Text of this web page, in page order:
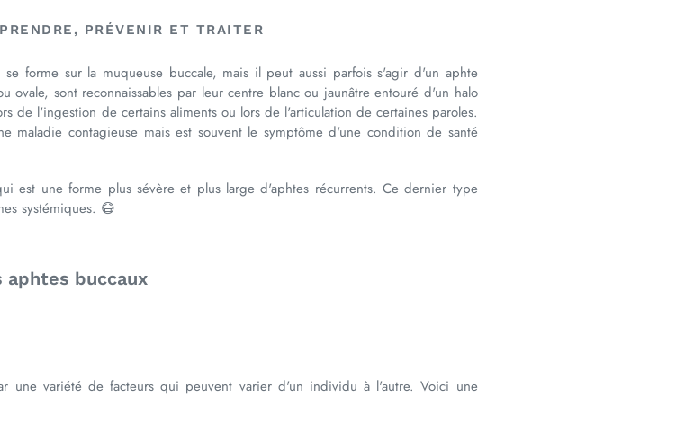
PRÉVENIR ET TRAITER
forme sur la muqueuse buccale, mais il peut aussi parfois s'agir d'un aphte
sont reconnaissables par leur centre blanc ou jaunâtre entouré d'un halo
de l'ingestion de certains aliments ou lors de l'articulation de certaines paroles.
maladie contagieuse mais est souvent le symptôme d'une condition de santé
est une forme plus sévère et plus large d'aphtes récurrents. Ce dernier type
systémiques. 😷
buccaux
une variété de facteurs qui peuvent varier d'un individu à l'autre. Voici une